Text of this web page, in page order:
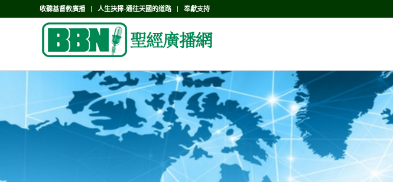
收聽基督教廣播 人生抉擇-通往天國的道路 奉獻支持